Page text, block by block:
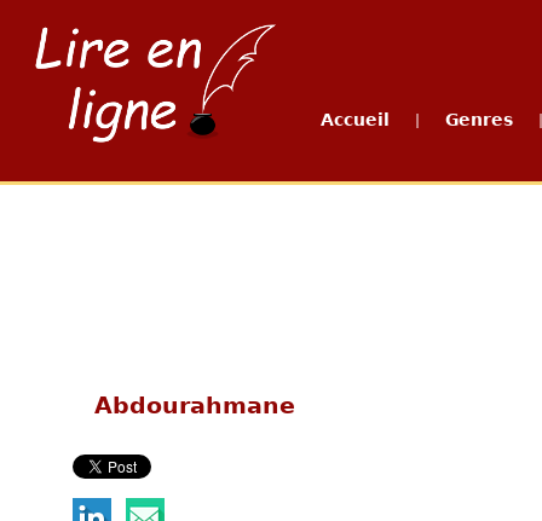
Accueil Genres
Abdourahmane